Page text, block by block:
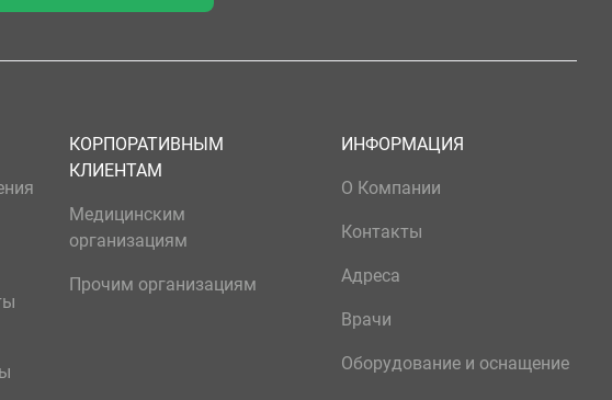
КОРПОРАТИВНЫМ
КЛИЕНТАМ
Медицинским
организациям
Прочим организациям
ИНФОРМАЦИЯ
О Компании
Контакты
Адреса
Врачи
Оборудование и оснащение